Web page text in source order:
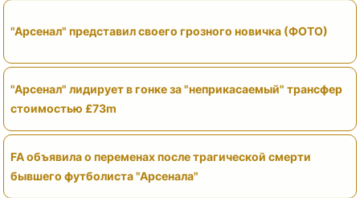
"Арсенал" представил своего грозного новичка (ФОТО)
"Арсенал" лидирует в гонке за "неприкасаемый" трансфер
стоимостью £73m
FA объявила о переменах после трагической смерти
бывшего футболиста "Арсенала"